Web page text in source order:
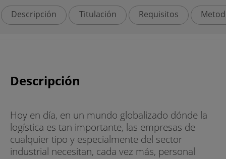
Descripción Titulación Requisitos
Descripción
Hoy en día, en un mundo globalizado dónde la
logística es tan importante, las empresas de
cualquier tipo y especialmente del sector
industrial necesitan, cada vez más, personal